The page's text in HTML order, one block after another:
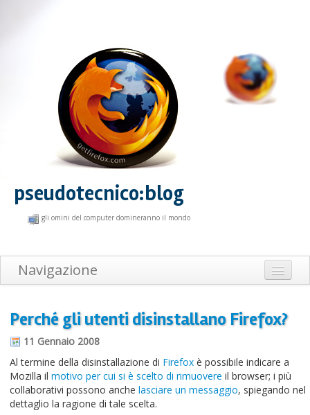
pseudotecnico:blog
gli omini del computer domineranno il mondo
Navigazione
Informazioni sul blog
Varie
Cookie
Perché gli utenti disinstallano Firefox?
11 Gennaio 2008
Al termine della disinstallazione di Firefox è possibile indicare a
Mozilla il motivo per cui si è scelto di rimuovere il browser; i più
collaborativi possono anche lasciare un messaggio, spiegando nel
dettaglio la ragione di tale scelta.